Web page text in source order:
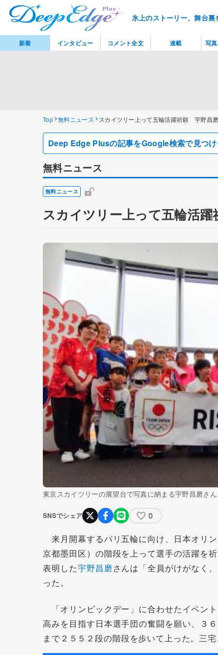
氷上のストーリー、舞台
Top 無料ニュース スカイツリー上って五輪活躍祈願 宇野昌
Deep Edge Plusの記事をGoogle検索で見つ
無料ニュース
無料ニュース
スカイツリー上って五輪活
東京スカイツリーの展望台で写真に納まる宇野昌磨さ
SNSでシェア 0
来月開幕するパリ五輪に向け、日本オリ
京都墨田区）の階段を上って選手の活躍を
表明した宇野昌磨さんは「全員がけがなく
った。
「オリンピックデー」に合わせたイベン
高みを目指す日本選手団の奮闘を願い、３
まで２５５２段の階段を歩いて上った。三
新着 インタビュー コメント全文 連載 写